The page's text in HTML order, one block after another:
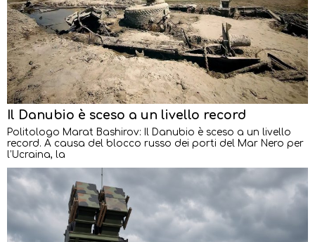
Il Danubio è sceso a un livello record
Politologo Marat Bashirov: Il Danubio è sceso a un livello
record. A causa del blocco russo dei porti del Mar Nero per
l’Ucraina, la